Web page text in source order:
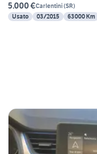
5.000 €Carlentini(SR)
Usato
03/2015 63000 Km